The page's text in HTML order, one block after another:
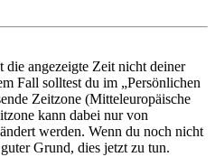
angezeigte Zeit nicht deiner
Fall solltest du im „Persönlichen
Zeitzone (Mitteleuropäische
kann dabei nur von
werden. Wenn du noch nicht
Grund, dies jetzt zu tun.